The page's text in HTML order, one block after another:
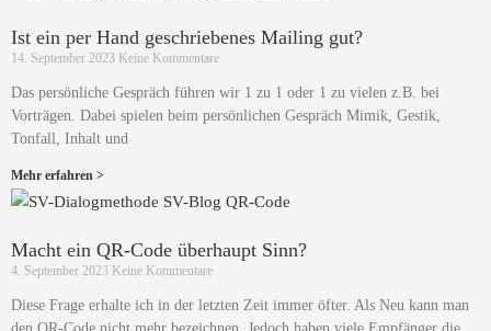
Ist ein per Hand geschriebenes Mailing gut?
14. September 2023 Keine Kommentare
Das persönliche Gespräch führen wir 1 zu 1 oder 1 zu vielen z.B. bei
Vorträgen. Dabei spielen beim persönlichen Gespräch Mimik, Gestik,
Tonfall, Inhalt und
Mehr erfahren >
Macht ein QR-Code überhaupt Sinn?
4. September 2023 Keine Kommentare
Diese Frage erhalte ich in der letzten Zeit immer öfter. Als Neu kann man